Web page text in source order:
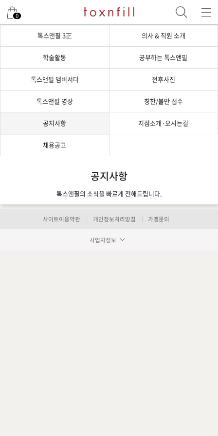
0
톡스앤필 3正 의사 & 직원 소개
학술활동 공부하는 톡스앤필
톡스앤필 앰버서더 전후사진
톡스앤필 영상 칭찬/불만 접수
공지사항 지점소개·오시는길
채용공고
공지사항
톡스앤필의 소식을 빠르게 전해드립니다.
사이트이용약관 개인정보처리방침 가맹문의
사업자정보